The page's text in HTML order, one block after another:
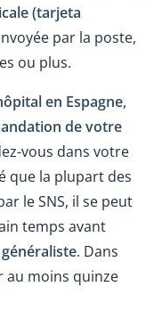
(tarjeta
par la poste,
ou plus.
en Espagne,
de votre
vous dans votre
que la plupart des
le SNS, il se peut
temps avant
. Dans
au moins quinze